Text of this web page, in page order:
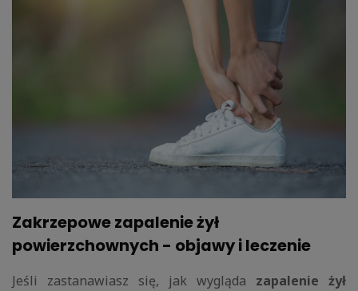
Zakrzepowe zapalenie żył
powierzchownych - objawy i leczenie
Jeśli zastanawiasz się, jak wygląda zapalenie żył